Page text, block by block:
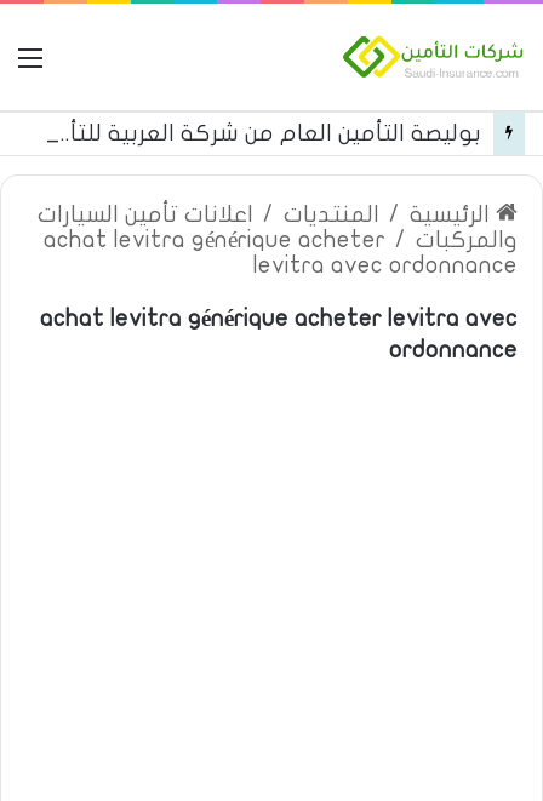
بوليصة التأمين العام من شركة العربية للتأمين
الرئيسية / المنتديات /
اعلانات تأمين السيارات
والمركبات /
achat levitra générique acheter
levitra avec ordonnance
achat levitra générique acheter levitra avec
ordonnance